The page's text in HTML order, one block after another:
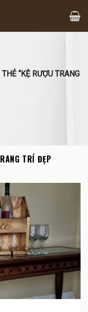
“KỆ RƯỢU TRANG
TRÍ ĐẸP